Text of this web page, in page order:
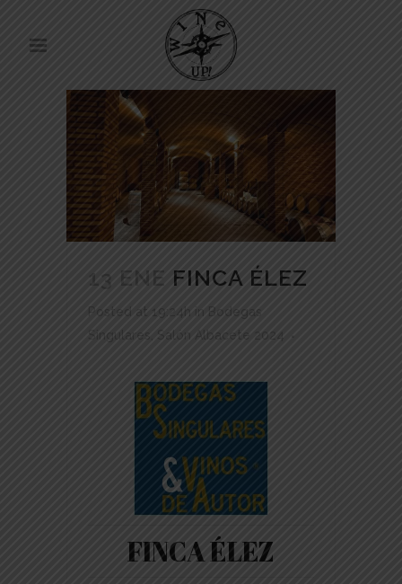
13 ENE FINCA ÉLEZ
Posted at 19:24h in Bodegas
Singulares Salón Albacete 2024
FINCA ÉLEZ